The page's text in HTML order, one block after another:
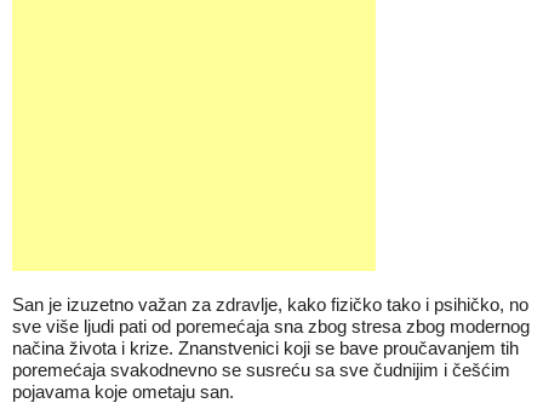
San je izuzetno važan za zdravlje, kako fizičko tako i psihičko, no
sve više ljudi pati od poremećaja sna zbog stresa zbog modernog
načina života i krize. Znanstvenici koji se bave proučavanjem tih
poremećaja svakodnevno se susreću sa sve čudnijim i češćim
pojavama koje ometaju san.